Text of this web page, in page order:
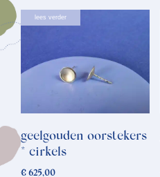
lees verder
geelgouden oorstekers
* cirkels
€ 625,00